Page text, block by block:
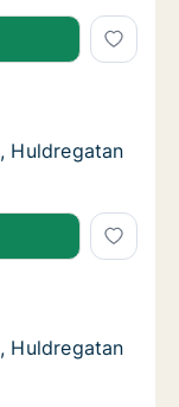
Huldregatan
Huldregatan
Huldregatan
Huldregatan